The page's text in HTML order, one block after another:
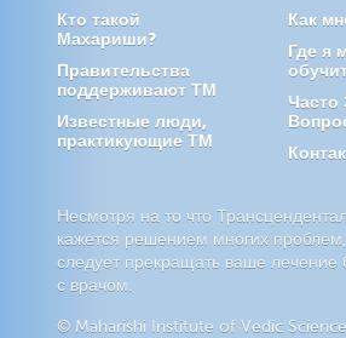
Кто такой
Махариши?
Правительства
поддерживают ТМ
Известные люди,
практикующие ТМ
Как
Где я
Часто
Несмотря на то что
кажется решением многих
следует прекращать ваше лечение
с врачом.
© Maharishi Institute of Vedic